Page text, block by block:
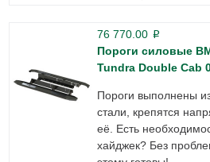
76 770.00 p
Пороги силовые
Tundra Double Cab
Пороги выполнены
стали, крепятся
её. Есть
хайджек? Без